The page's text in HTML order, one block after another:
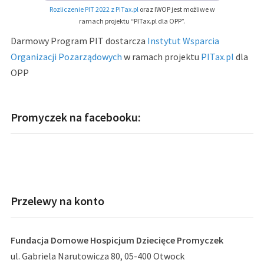
Rozliczenie PIT 2022 z PITax.ploraz IWOP jest możliwe w
ramach projektu “PITax.pl dla OPP”.
Darmowy Program PIT dostarcza Instytut Wsparcia
Organizacji Pozarządowych w ramach projektu PITax.pl dla
OPP
Promyczek na facebooku:
Przelewy na konto
Fundacja Domowe Hospicjum Dziecięce Promyczek
ul. Gabriela Narutowicza 80, 05-400 Otwock